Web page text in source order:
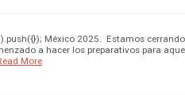
México 2025. Estamos
a hacer los preparativos para
More